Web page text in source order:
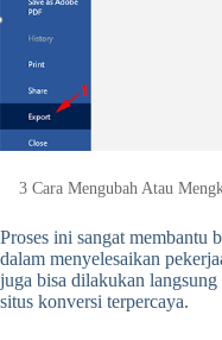
3 Cara Mengubah Atau
Proses ini sangat
dalam menyelesaikan
juga bisa dilakukan
situs konversi terpercaya.